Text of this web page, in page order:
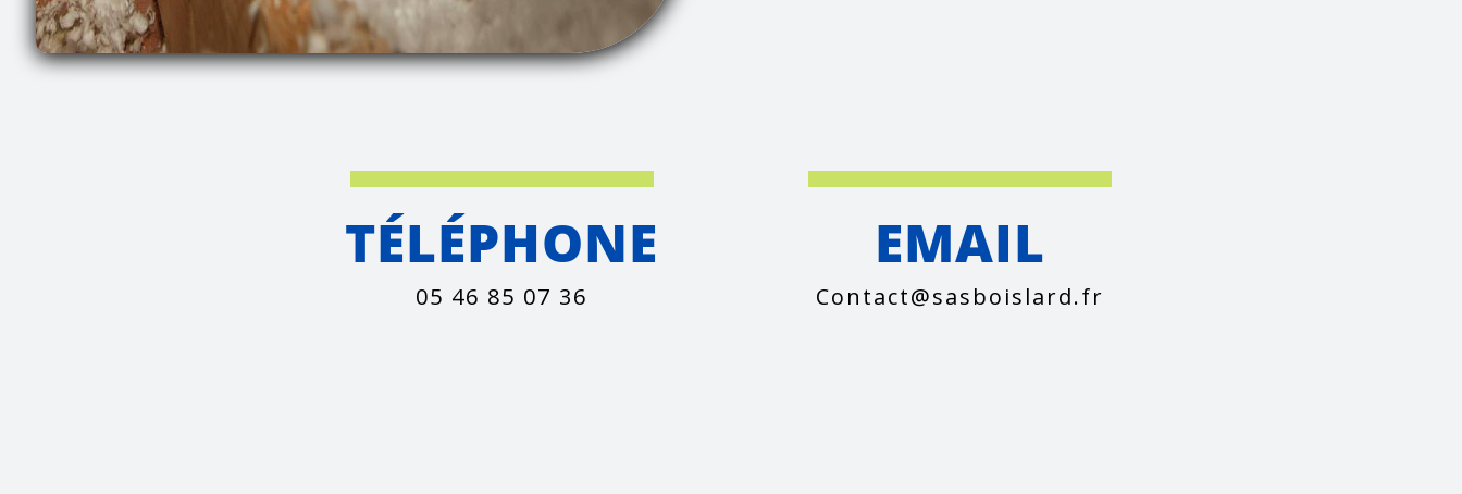
TÉLÉPHONE
05 46 85 07 36
EMAIL
contact@sasboislard.fr